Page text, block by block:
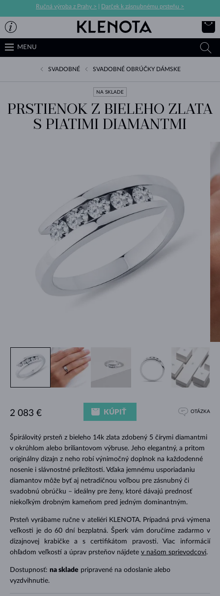
Ručná výroba z Prahy > Darček k zásnubnému prsteňu >
MENU
SVADOBNÉ SVADOBNÉ OBRÚČKY DÁMSKE
NA SKLADE
PRSTIENOK Z BIELEHO ZLATA
S PIATIMI DIAMANTMI
Špirálovitý prsteň z bieleho 14k zlata zdobený 5 čírymi diamantmi
v okrúhlom alebo briliantovom výbruse. Jeho elegantný, a pritom
originálny dizajn z neho robí výnimočný doplnok na každodenné
nosenie i slávnostné príležitosti. Vďaka jemnému usporiadaniu
diamantov môže byť aj netradičnou voľbou pre zásnubný či
svadobnú obrúčku – ideálny pre ženy, ktoré dávajú prednosť
niekoľkým drobným kameňom pred jedným dominantným.
Prsteň vyrábame ručne v ateliéri KLENOTA. Prípadná prvá výmena
veľkosti je do 60 dní bezplatná. Šperk vám doručíme zadarmo v
dizajnovej krabičke a s certifikátom pravosti. Viac informácií
ohľadom veľkostí a úprav prsteňov nájdete v našom sprievodcovi.
Dostupnosť: na sklade pripravené na odoslanie alebo
vyzdvihnutie.
2 083 € KÚPIŤ OTÁZKA